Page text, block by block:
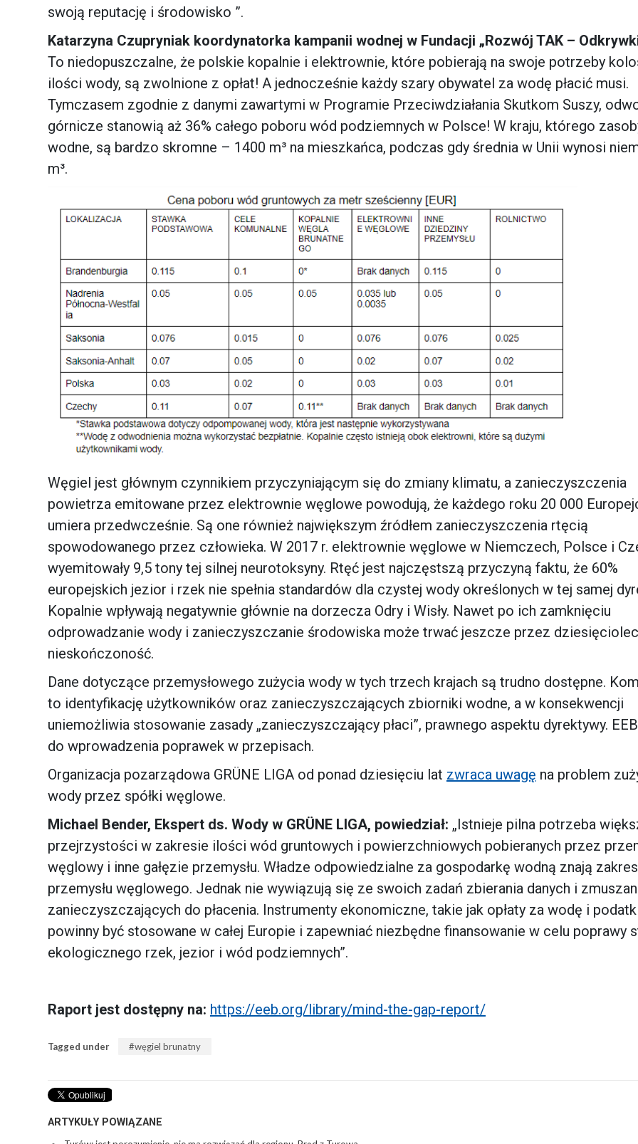
swoją reputację i środowisko ”.
Katarzyna Czupryniak koordynatorka kampanii wodnej w Fundacji „Rozwój TAK –
To niedopuszczalne, że polskie kopalnie i elektrownie, które pobierają na swoje potrzeby
ilości wody, są zwolnione z opłat! A jednocześnie każdy szary obywatel za wodę płacić musi.
Tymczasem zgodnie z danymi zawartymi w Programie Przeciwdziałania Skutkom Suszy,
górnicze stanowią aż 36% całego poboru wód podziemnych w Polsce! W kraju, którego
wodne, są bardzo skromne – 1400 m³ na mieszkańca, podczas gdy średnia w Unii wynosi
m³.
Węgiel jest głównym czynnikiem przyczyniającym się do zmiany klimatu, a zanieczyszczenia
powietrza emitowane przez elektrownie węglowe powodują, że każdego roku 20 000
umiera przedwcześnie. Są one również największym źródłem zanieczyszczenia rtęcią
spowodowanego przez człowieka. W 2017 r. elektrownie węglowe w Niemczech, Polsce i
wyemitowały 9,5 tony tej silnej neurotoksyny. Rtęć jest najczęstszą przyczyną faktu, że 60%
europejskich jezior i rzek nie spełnia standardów dla czystej wody określonych w tej samej
Kopalnie wpływają negatywnie głównie na dorzecza Odry i Wisły. Nawet po ich zamknięciu
odprowadzanie wody i zanieczyszczanie środowiska może trwać jeszcze przez
nieskończoność.
Dane dotyczące przemysłowego zużycia wody w tych trzech krajach są trudno dostępne.
to identyfikację użytkowników oraz zanieczyszczających zbiorniki wodne, a w konsekwencji
uniemożliwia stosowanie zasady „zanieczyszczający płaci”, prawnego aspektu dyrektywy. EEB
do wprowadzenia poprawek w przepisach.
Organizacja pozarządowa GRÜNE LIGA od ponad dziesięciu lat zwraca uwagę na problem
wody przez spółki węglowe.
Michael Bender, Ekspert ds. Wody w GRÜNE LIGA, powiedział: „Istnieje pilna potrzeba
przejrzystości w zakresie ilości wód gruntowych i powierzchniowych pobieranych przez
węglowy i inne gałęzie przemysłu. Władze odpowiedzialne za gospodarkę wodną znają zakres
przemysłu węglowego. Jednak nie wywiązują się ze swoich zadań zbierania danych i
zanieczyszczających do płacenia. Instrumenty ekonomiczne, takie jak opłaty za wodę i
powinny być stosowane w całej Europie i zapewniać niezbędne finansowanie w celu poprawy
ekologicznego rzek, jezior i wód podziemnych”.
Raport jest dostępny na: https://eeb.org/library/mind-the-gap-report/
Tagged under węgiel brunatny
ARTYKUŁY POWIĄZANE